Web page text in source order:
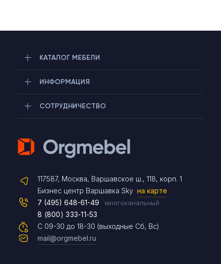
КАТАЛОГ МЕБЕЛИ
ИНФОРМАЦИЯ
СОТРУДНИЧЕСТВО
117587, Москва, Варшавское ш., 118, корп. 1
Бизнес центр Варшавка Sky на карте
С 09-30 до 18-30 (выходные Сб, Вс)
7 (495) 648-61-49 многоканальный
8 (800) 333-11-53
mail@orgmebel.ru
Telegram
Max
Чат на сайте